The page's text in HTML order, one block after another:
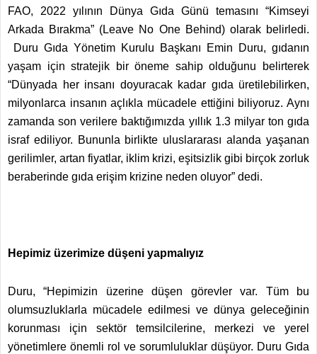
FAO, 2022 yılının Dünya Gıda Günü temasını “Kimseyi
Arkada Bırakma” (Leave No One Behind) olarak belirledi.
Duru Gıda Yönetim Kurulu Başkanı Emin Duru, gıdanın
yaşam için stratejik bir öneme sahip olduğunu belirterek
“Dünyada her insanı doyuracak kadar gıda üretilebilirken,
milyonlarca insanın açlıkla mücadele ettiğini biliyoruz. Aynı
zamanda son verilere baktığımızda yıllık 1.3 milyar ton gıda
israf ediliyor. Bununla birlikte uluslararası alanda yaşanan
gerilimler, artan fiyatlar, iklim krizi, eşitsizlik gibi birçok zorluk
beraberinde gıda erişim krizine neden oluyor” dedi.
Hepimiz üzerimize düşeni yapmalıyız
Duru, “Hepimizin üzerine düşen görevler var. Tüm bu
olumsuzluklarla mücadele edilmesi ve dünya geleceğinin
korunması için sektör temsilcilerine, merkezi ve yerel
yönetimlere önemli rol ve sorumluluklar düşüyor. Duru Gıda